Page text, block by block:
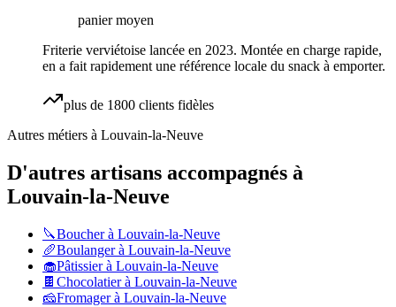
panier moyen
Friterie verviétoise lancée en 2023. Montée en charge rapide,
en a fait rapidement une référence locale du snack à emporter.
plus de 1800 clients fidèles
Autres métiers à Louvain-la-Neuve
D'autres artisans accompagnés à
Louvain-la-Neuve
🔪Boucherà Louvain-la-Neuve
🥖Boulangerà Louvain-la-Neuve
🧁Pâtissierà Louvain-la-Neuve
🍫 Chocolatierà Louvain-la-Neuve
🧀Fromagerà Louvain-la-Neuve